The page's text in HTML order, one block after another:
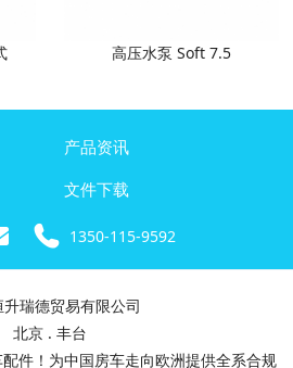
高压水泵 Soft 7.5
产品资讯
文件下载
1350-115-9592
瑞德贸易有限公司
北京 . 丰台
件！为中国房车走向欧洲提供全系合规